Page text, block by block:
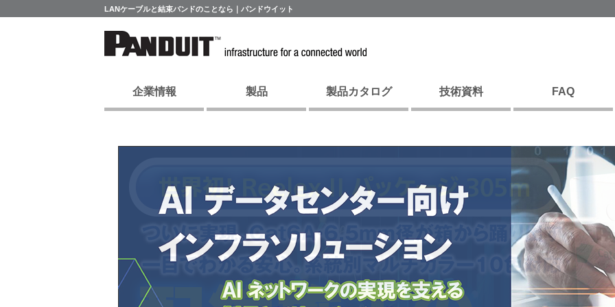
LANケーブルと結束バンドのことなら｜パンドウイット
企業情報 製品 製品カタログ 技術資料 FAQ